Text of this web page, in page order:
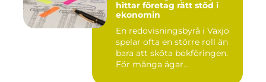
hittar företag rätt stöd i
ekonomin
En redovisningsbyrå i Växjö
spelar ofta en större roll än
bara att sköta bokföringen.
För många ägar...